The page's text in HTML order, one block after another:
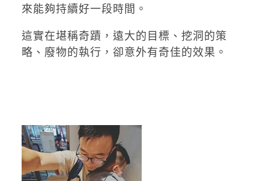
來能夠持續好一段時間。
這實在堪稱奇蹟，遠大的目標、挖洞的策
略、廢物的執行，卻意外有奇佳的效果。